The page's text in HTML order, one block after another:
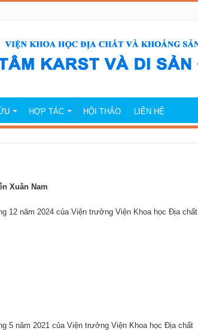
HỢP TÁC HỘI THẢO LIÊN HỆ
Xuân Nam
12 năm 2024 của Viện trưởng Viện Khoa học Địa chất
5 năm 2021 của Viện trưởng Viện Khoa học Địa chất